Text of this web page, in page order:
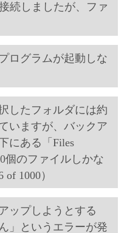
続しましたが、ファ
ログラムが起動しな
したフォルダには約
いますが、バックア
にある「Files
個のファイルしかな
1000）
ップしようとする
」というエラーが発